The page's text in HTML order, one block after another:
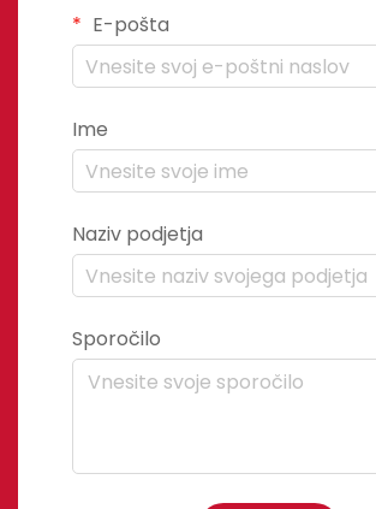
E-pošta
Ime
Naziv podjetja
Sporočilo